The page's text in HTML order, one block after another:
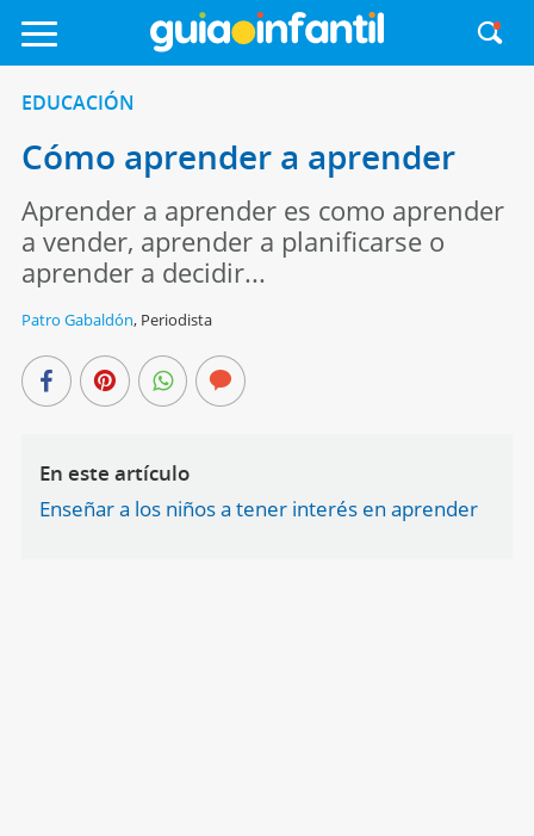
EDUCACIÓN
Cómo aprender a aprender
Aprender a aprender es como aprender
a vender, aprender a planificarse o
aprender a decidir...
Patro Gabaldón, Periodista
En este artículo
Enseñar a los niños a tener interés en aprender